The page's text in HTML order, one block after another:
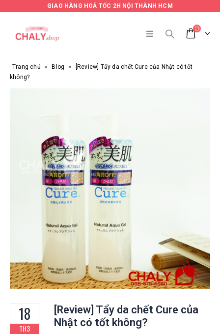
GIAO HÀNG HOẢ TỐC 2H NỘI THÀNH HCM
Trang chủ » Blog »
[Review] Tẩy da chết Cure của Nhật có tốt
không?
18
TH3
[Review] Tẩy da chết Cure của
Nhật có tốt không?